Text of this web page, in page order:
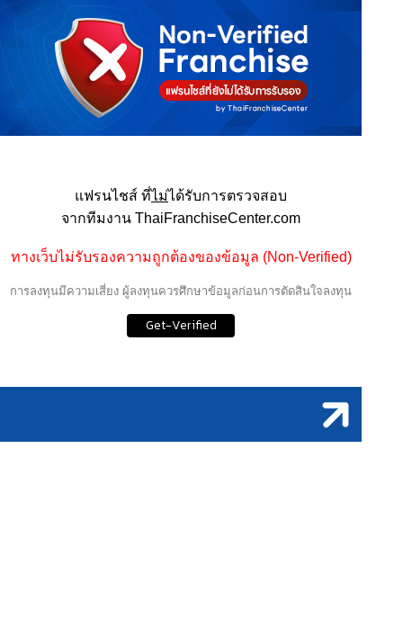
แฟรนไชส์ ที่ไม่ได้รับการตรวจสอบ
จากทีมงาน ThaiFranchiseCenter.com
ทางเว็บไม่รับรองความถูกต้องของข้อมูล (Non-Verified)
การลงทุนมีความเสี่ยง ผู้ลงทุนควรศึกษาข้อมูลก่อนการตัดสินใจลงทุน
Get-Verified